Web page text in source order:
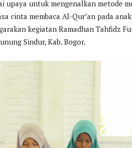
upaya untuk mengenalkan metode
cinta membaca Al-Qur’an pada
kegiatan Ramadhan Tahfidz
Sindur, Kab. Bogor.